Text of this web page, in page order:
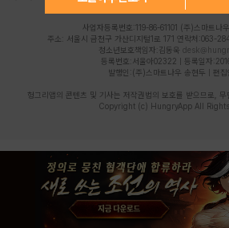
사업자등록번호:119-86-61101 (주)스마트나
주소: 서울시 금천구 가산디지털1로 171 연락처:063-
청소년보호책임자:김동욱
등록번호:서울아02322 | 등록일자
발행인:(주)스마트나우 송현두 | 편집
헝그리앱의 콘텐츠 및 기사는 저작권법의 보호를 받으므로,
Copyright (c) HungryApp All Rights